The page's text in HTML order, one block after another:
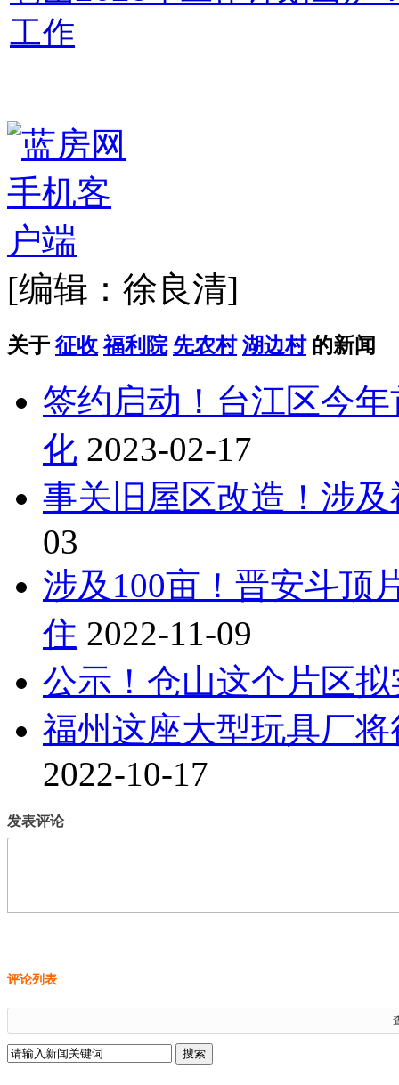
工作
[编辑：徐良清]
关于 征收 福利院 先农村 湖边村 的新闻
签约启动！台江区今
化 2023-02-17
事关旧屋区改造！涉
03
涉及100亩！晋安斗顶
住 2022-11-09
公示！仓山这个片区
福州这座大型玩具厂
2022-10-17
发表评论
评论列表